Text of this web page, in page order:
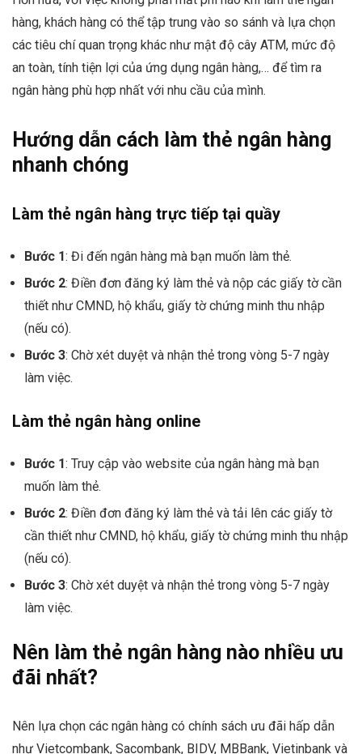
hàng, khách hàng có thể tập trung vào so sánh và lựa chọn
các tiêu chí quan trọng khác như mật độ cây ATM, mức độ
an toàn, tính tiện lợi của ứng dụng ngân hàng,… để tìm ra
ngân hàng phù hợp nhất với nhu cầu của mình.
Hướng dẫn cách làm thẻ ngân hàng
nhanh chóng
Làm thẻ ngân hàng trực tiếp tại quầy
Bước 1: Đi đến ngân hàng mà bạn muốn làm thẻ.
Bước 2: Điền đơn đăng ký làm thẻ và nộp các giấy tờ cần
thiết như CMND, hộ khẩu, giấy tờ chứng minh thu nhập
(nếu có).
Bước 3: Chờ xét duyệt và nhận thẻ trong vòng 5-7 ngày
làm việc.
Làm thẻ ngân hàng online
Bước 1: Truy cập vào website của ngân hàng mà bạn
muốn làm thẻ.
Bước 2: Điền đơn đăng ký làm thẻ và tải lên các giấy tờ
cần thiết như CMND, hộ khẩu, giấy tờ chứng minh thu nhập
(nếu có).
Bước 3: Chờ xét duyệt và nhận thẻ trong vòng 5-7 ngày
làm việc.
Nên làm thẻ ngân hàng nào nhiều ưu
đãi nhất?
Nên lựa chọn các ngân hàng có chính sách ưu đãi hấp dẫn
như Vietcombank, Sacombank, BIDV, MBBank, Vietinbank và